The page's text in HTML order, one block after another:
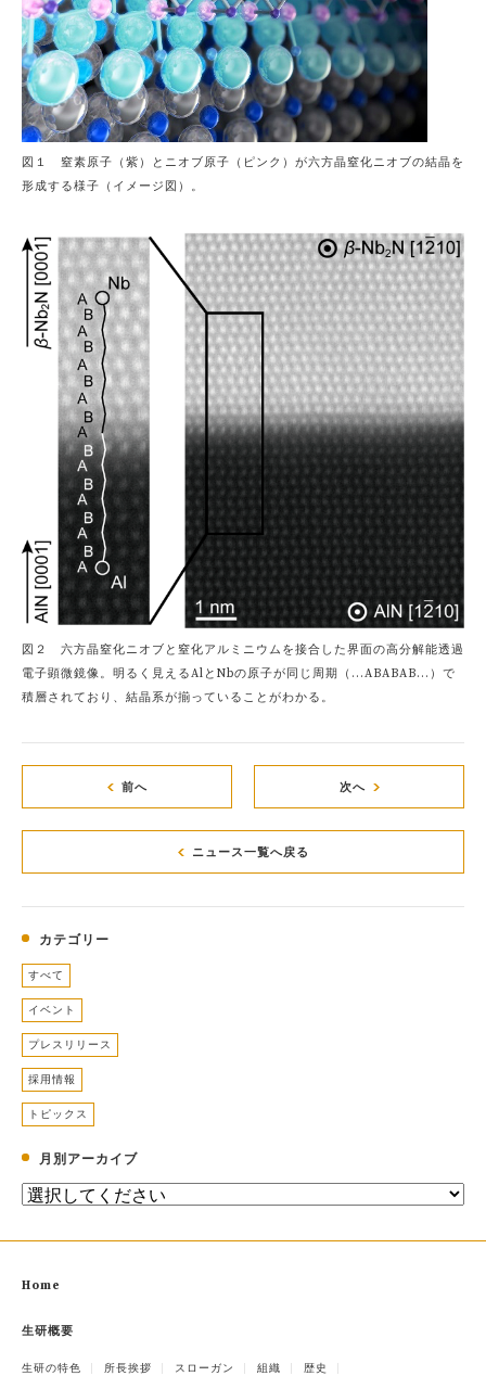
図１ 窒素原子（紫）とニオブ原子（ピンク）が六方晶窒化ニオブの結晶を
形成する様子（イメージ図）。
図２ 六方晶窒化ニオブと窒化アルミニウムを接合した界面の高分解能透過
電子顕微鏡像。明るく見えるAlとNbの原子が同じ周期（...ABABAB...）で
積層されており、結晶系が揃っていることがわかる。
前へ 次へ
ニュース一覧へ戻る
カテゴリー
すべて
イベント
プレスリリース
採用情報
トピックス
月別アーカイブ
Home
生研概要
生研の特色 所長挨拶 スローガン 組織 歴史